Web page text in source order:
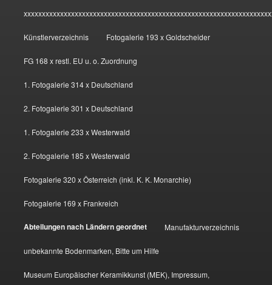
Künstlerverzeichnis Fotogalerie 193 x Goldscheider
FG 168 x restl. EU u. o. Zuordnung
1. Fotogalerie 314 x Deutschland
2. Fotogalerie 301 x Deutschland
1. Fotogalerie 233 x Westerwald
2. Fotogalerie 185 x Westerwald
Fotogalerie 320 x Österreich (inkl. K. K. Monarchie)
Fotogalerie 169 x Frankreich
Abteilungen nach Ländern geordnet Manufakturverzeichnis
unbekannte Bodenmarken, Bitte um Hilfe
Museum Europäischer Keramikkunst (MEK), Impressum,